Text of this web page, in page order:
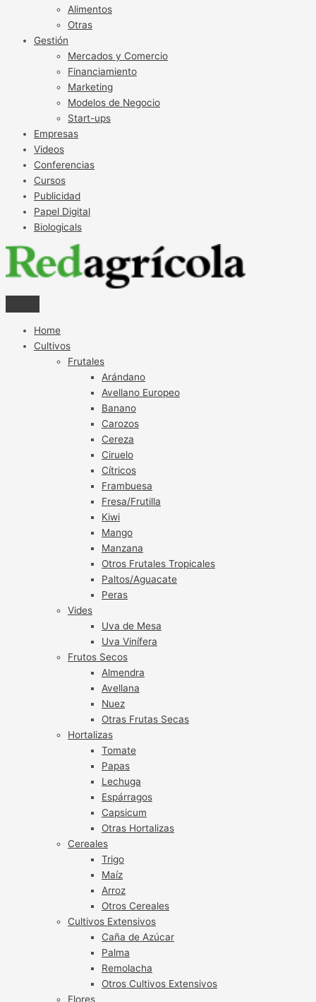
Alimentos
Otras
Gestión
Mercados y Comercio
Financiamiento
Marketing
Modelos de Negocio
Start-ups
Empresas
Videos
Conferencias
Cursos
Publicidad
Papel Digital
Biologicals
Home
Cultivos
Frutales
Arándano
Avellano Europeo
Banano
Carozos
Cereza
Ciruelo
Cítricos
Frambuesa
Fresa/Frutilla
Kiwi
Mango
Manzana
Otros Frutales Tropicales
Paltos/Aguacate
Peras
Vides
Uva de Mesa
Uva Vinífera
Frutos Secos
Almendra
Avellana
Nuez
Otras Frutas Secas
Hortalizas
Tomate
Papas
Lechuga
Espárragos
Capsicum
Otras Hortalizas
Cereales
Trigo
Maíz
Arroz
Otros Cereales
Cultivos Extensivos
Caña de Azúcar
Palma
Remolacha
Otros Cultivos Extensivos
Flores